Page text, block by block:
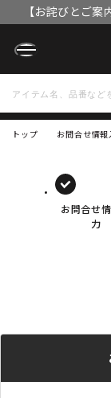
【お詫びとご
OFF
トップ お問合せ情報
お問合せ
力